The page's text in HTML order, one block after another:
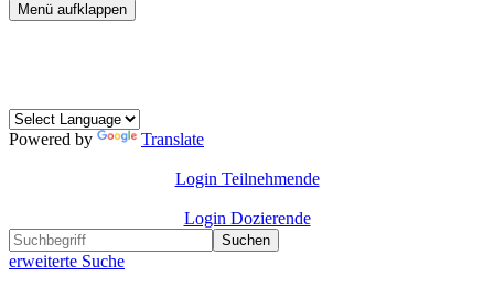
Menü aufklappen
Powered by Translate
Login Teilnehmende
Login Dozierende
Suchen
erweiterte Suche